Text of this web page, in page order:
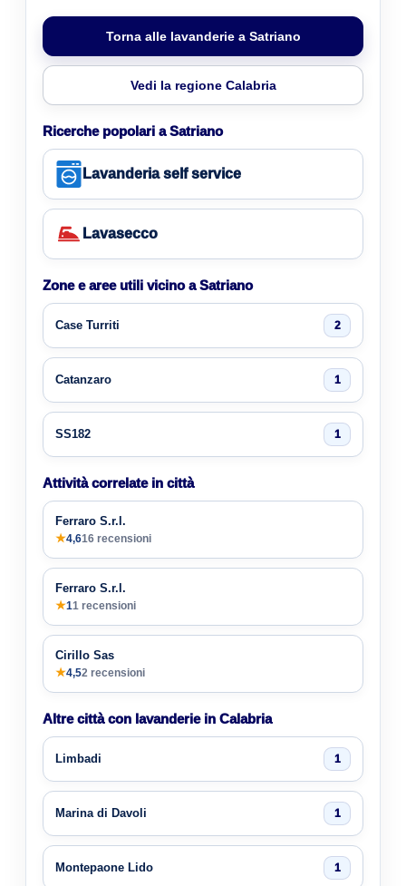
Torna alle lavanderie a Satriano
Vedi la regione Calabria
Ricerche popolari a Satriano
Lavanderia self service
Lavasecco
Zone e aree utili vicino a Satriano
Case Turriti 2
Catanzaro 1
SS182 1
Attività correlate in città
Ferraro S.r.l.
★4,616 recensioni
Ferraro S.r.l.
★11 recensioni
Cirillo Sas
★4,52 recensioni
Altre città con lavanderie in Calabria
Limbadi 1
Marina di Davoli 1
Montepaone Lido 1